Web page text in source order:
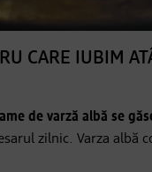
CARE IUBIM
de varză albă se
zilnic. Varza albă